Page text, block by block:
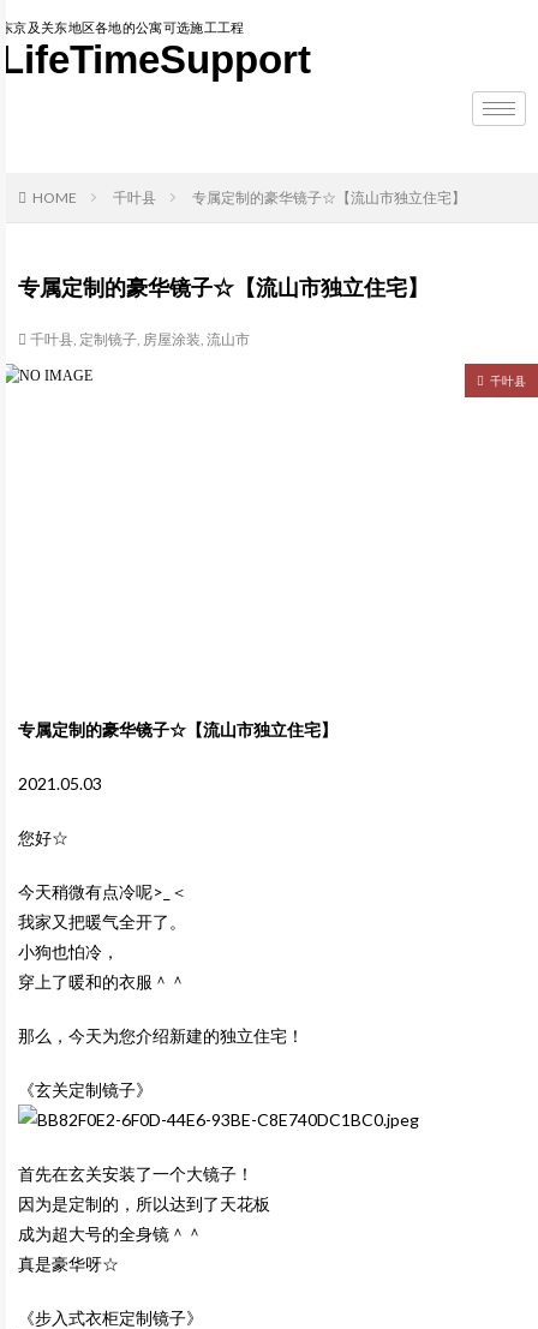
东京及关东地区各地的公寓可选施工工程
LifeTimeSupport
HOME 千叶县 专属定制的豪华镜子☆【流山市独立住宅】
专属定制的豪华镜子☆【流山市独立住宅】
千叶县, 定制镜子, 房屋涂装, 流山市
千叶县
专属定制的豪华镜子☆【流山市独立住宅】
2021.05.03
您好☆
今天稍微有点冷呢>_＜
我家又把暖气全开了。
小狗也怕冷，
穿上了暖和的衣服＾＾
那么，今天为您介绍新建的独立住宅！
《玄关定制镜子》
首先在玄关安装了一个大镜子！
因为是定制的，所以达到了天花板
成为超大号的全身镜＾＾
真是豪华呀☆
《步入式衣柜定制镜子》